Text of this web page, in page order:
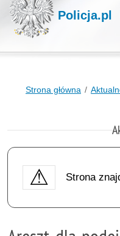
Policja.pl
Strona główna
Strona